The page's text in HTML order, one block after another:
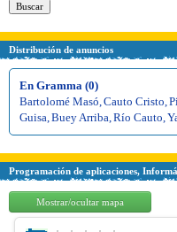
Distribución de anuncios
En Gramma (0)
Bartolomé Masó Cauto Cristo
Guisa Buey Arriba Río Cauto
Programación de aplicaciones,
Mostrar/ocultar mapa